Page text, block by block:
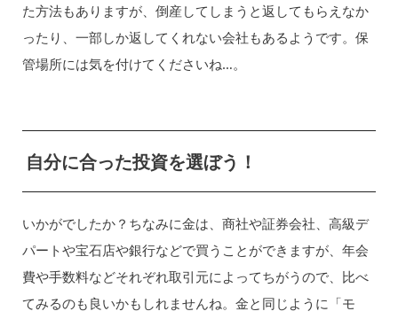
た方法もありますが、倒産してしまうと返してもらえなか
ったり、一部しか返してくれない会社もあるようです。保
管場所には気を付けてくださいね…。
自分に合った投資を選ぼう！
いかがでしたか？ちなみに金は、商社や証券会社、高級デ
パートや宝石店や銀行などで買うことができますが、年会
費や手数料などそれぞれ取引元によってちがうので、比べ
てみるのも良いかもしれませんね。金と同じように「モ